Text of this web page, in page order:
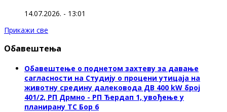
14.07.2026. - 13:01
Прикажи све
Обавештења
Обавештење о поднетом захтеву за давање
сагласности на Студију о процени утицаја на
животну средину далековода ДВ 400 kW број
401/2, РП Дрмно - РП Ђердап 1, увођење у
планирану ТС Бор 6